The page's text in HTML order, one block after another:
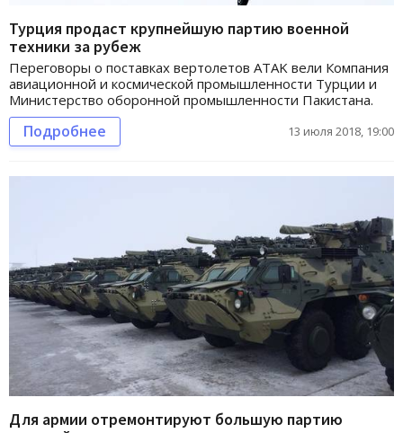
Турция продаст крупнейшую партию военной
техники за рубеж
Переговоры о поставках вертолетов ATAK вели Компания
авиационной и космической промышленности Турции и
Министерство оборонной промышленности Пакистана.
Подробнее 13 июля 2018, 19:00
Для армии отремонтируют большую партию